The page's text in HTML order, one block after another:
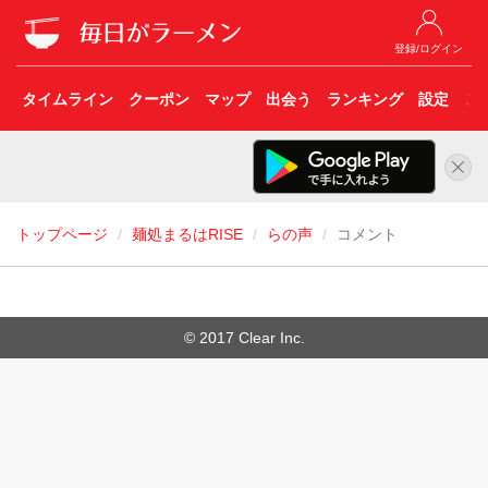
登録/ログイン
タイムライン クーポン マップ 出会う ランキング 設定 こ
トップページ 麺処まるはRISE らの声 コメント
© 2017 Clear Inc.